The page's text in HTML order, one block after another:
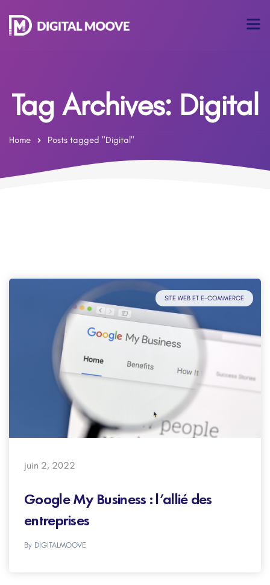
Tag Archives: Digital
Home Posts tagged "Digital"
SITE WEB ET E-COMMERCE
juin 2, 2022
Google My Business : l’allié des
entreprises
By DIGITALMOOVE